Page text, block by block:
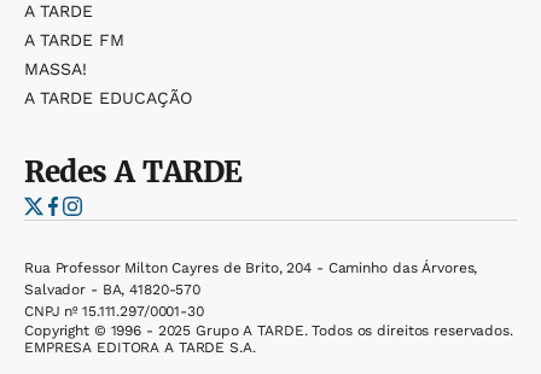
A TARDE
A TARDE FM
MASSA!
A TARDE EDUCAÇÃO
RedesA TARDE
Rua Professor Milton Cayres de Brito, 204 - Caminho das Árvores,
Salvador - BA, 41820-570
CNPJ nº 15.111.297/0001-30
Copyright © 1996 - 2025 Grupo A TARDE. Todos os direitos reservados.
EMPRESA EDITORA A TARDE S.A.